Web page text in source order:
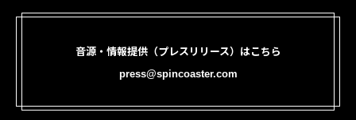
音源・情報提供（プレスリリース）はこちら
press@spincoaster.com